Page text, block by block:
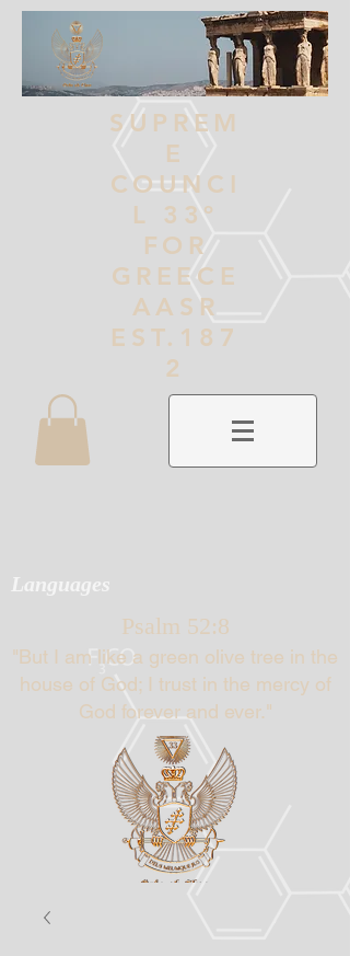
SUPREM
E
COUNCI
L 33º
FOR
GREECE
AASR
EST.187
2
Languages
Psalm 52:8
"But I am like a green olive tree in the
house of God; I trust in the mercy of
God forever and ever."